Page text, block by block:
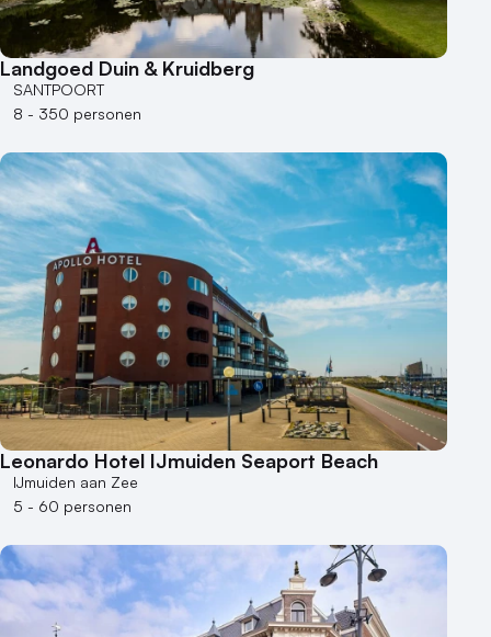
Theater
Varende locatie
Landgoed Duin & Kruidberg
SANTPOORT
8 - 350 personen
Leonardo Hotel IJmuiden Seaport Beach
IJmuiden aan Zee
5 - 60 personen